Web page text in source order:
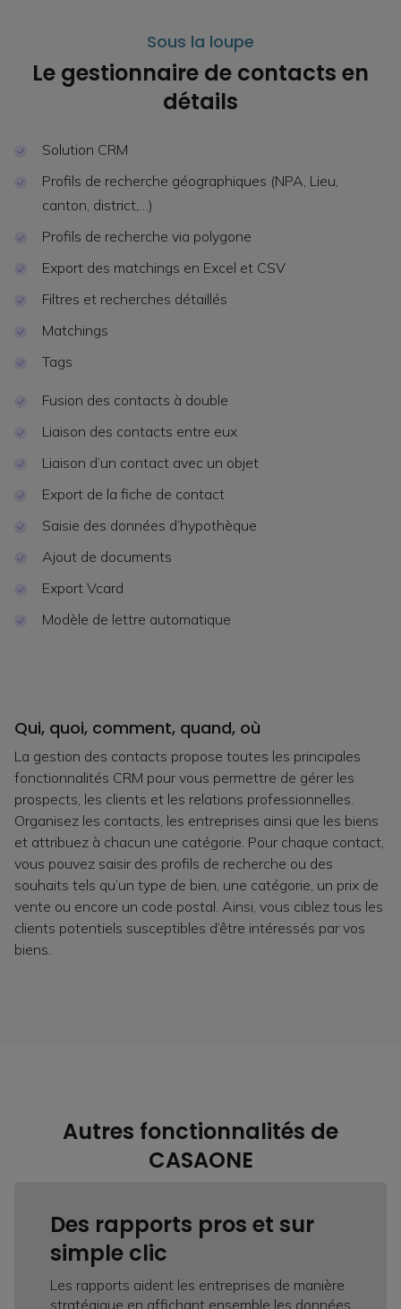
Sous la loupe
Le gestionnaire de contacts en
détails
Solution CRM
Profils de recherche géographiques (NPA, Lieu,
canton, district,…)
Profils de recherche via polygone
Export des matchings en Excel et CSV
Filtres et recherches détaillés
Matchings
Tags
Fusion des contacts à double
Liaison des contacts entre eux
Liaison d’un contact avec un objet
Export de la fiche de contact
Saisie des données d’hypothèque
Ajout de documents
Export Vcard
Modèle de lettre automatique
Qui, quoi, comment, quand, où
La gestion des contacts propose toutes les principales
fonctionnalités CRM pour vous permettre de gérer les
prospects, les clients et les relations professionnelles.
Organisez les contacts, les entreprises ainsi que les biens
et attribuez à chacun une catégorie. Pour chaque contact,
vous pouvez saisir des profils de recherche ou des
souhaits tels qu’un type de bien, une catégorie, un prix de
vente ou encore un code postal. Ainsi, vous ciblez tous les
clients potentiels susceptibles d’être intéressés par vos
biens.
Autres fonctionnalités de
CASAONE
Des rapports pros et sur
simple clic
Les rapports aident les entreprises de manière
stratégique en affichant ensemble les données